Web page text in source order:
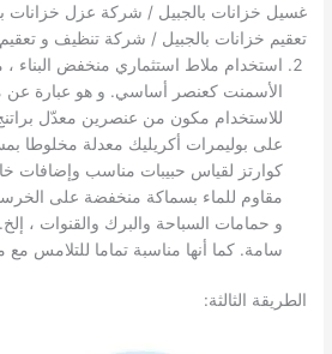
غسيل خزانات بالجبيل / شركة عزل خزانات
تعقيم خزانات بالجبيل / شركة تنظيف و تعقيم
استخدام ملاط ​​استثماري منخفض البناء
الأسمنت كعنصر أساسي. و هو عبارة عن
للاستخدام مكون من عنصرين معدّل
على بوليمرات أكريليك معدلة مخلوطا
كوارتز لقياس حبيبات مناسب وإضافات
مقاوم للماء بسماكة منخفضة على
و حمامات السباحة والبرك والقنوات ،
سامة. كما أنها مناسبة تماما للتلامس مع
الطريقة الثالثة: